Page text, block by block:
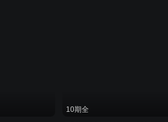
10期全